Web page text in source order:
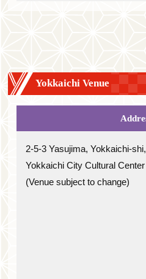
Yokkaichi Venue
2-5-3 Yasujima, Yokkaichi-
Yokkaichi City Cultural Center
(Venue subject to change)